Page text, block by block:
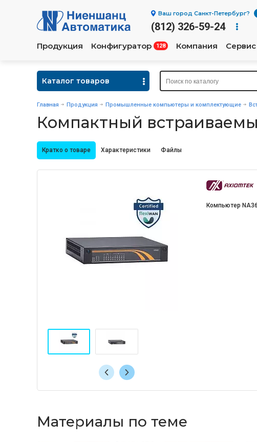
Ваш город Санкт-Петербург?
(812) 326-59-24
Продукция Конфигуратор 128 Компания Сервис
Каталог товаров
Главная Продукция Промышленные компьютеры и комплектующие
Компактный
Кратко о товаре Характеристики Файлы
Компьютер
Материалы по теме